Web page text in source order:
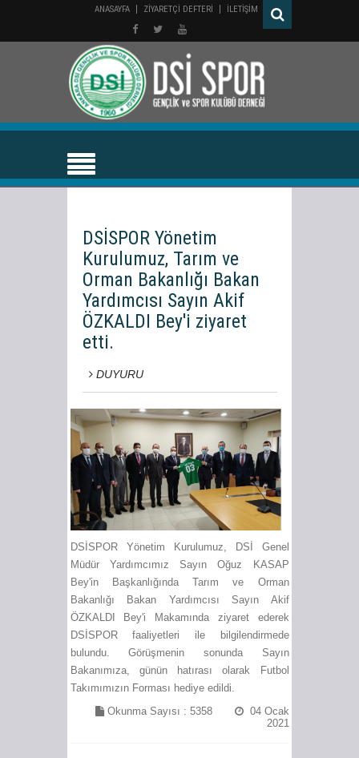
ANASAYFA ZİYARETÇİ DEFTERİ İLETİŞİM
DSİSPOR Yönetim
Kurulumuz, Tarım ve
Orman Bakanlığı Bakan
Yardımcısı Sayın Akif
ÖZKALDI Bey'i ziyaret
etti.
DUYURU
DSİSPOR Yönetim Kurulumuz, DSİ Genel
Müdür Yardımcımız Sayın Oğuz KASAP
Bey'in Başkanlığında Tarım ve Orman
Bakanlığı Bakan Yardımcısı Sayın Akif
ÖZKALDI Bey'i Makamında ziyaret ederek
DSİSPOR faaliyetleri ile bilgilendirmede
bulundu. Görüşmenin sonunda Sayın
Bakanımıza, günün hatırası olarak Futbol
Takımımızın Forması hediye edildi.
Okunma Sayısı : 5358
04 Ocak
2021